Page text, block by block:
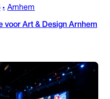
• Arnhem
voor Art & Design Arnhem